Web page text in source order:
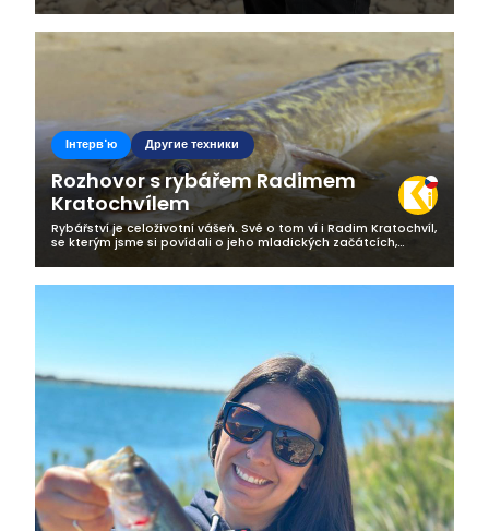
dificil escoger que es lo que queremos. Hay de todos precios,
y calidades. E incluso...
Інтерв'ю Другие техники
Rozhovor s rybářem Radimem
Kratochvílem
Rybářství je celoživotní vášeň. Své o tom ví i Radim Kratochvíl,
se kterým jsme si povídali o jeho mladických začátcích,
vztahu k rybaření, ale i o tom, jak nedocenitelnou roli hraje
volba...